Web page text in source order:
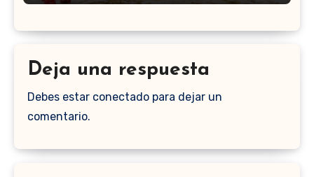
Deja una respuesta
Debes estar conectado para dejar un
comentario.